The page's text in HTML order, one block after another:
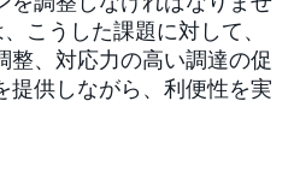
こうした課題に対して、
整、対応力の高い調達の促
提供しながら、利便性を実